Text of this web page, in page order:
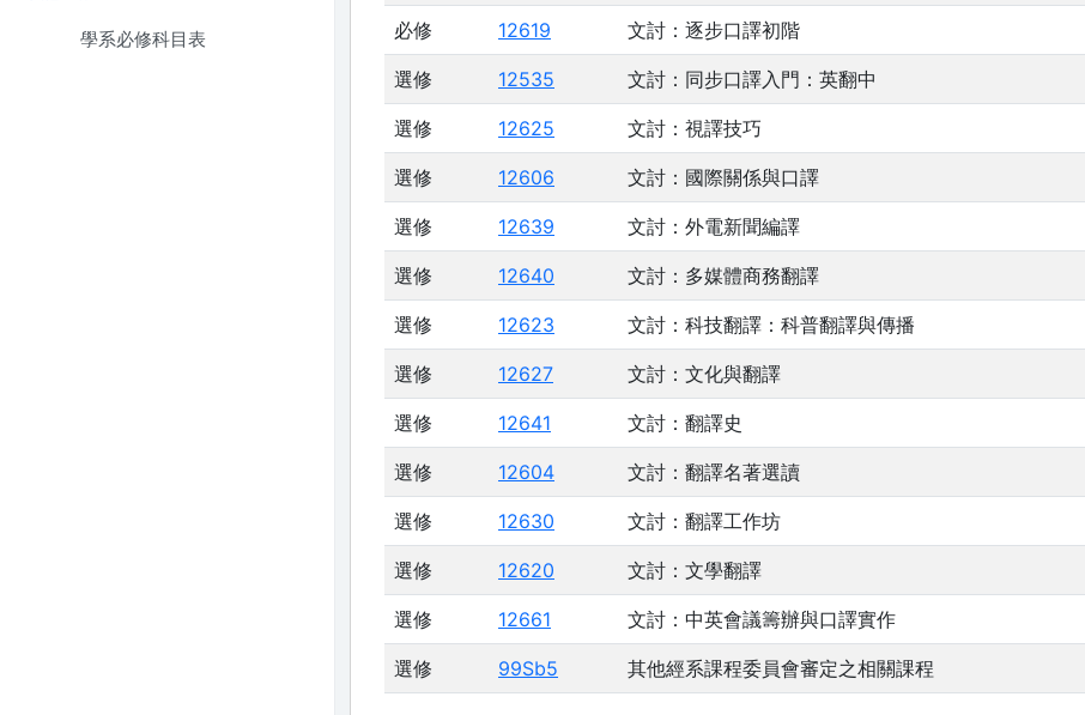
學系必修科目表 必修 12619 文討：逐步口譯初階
選修 12535 文討：同步口譯入門：英翻中
選修 12625 文討：視譯技巧
選修 12606 文討：國際關係與口譯
選修 12639 文討：外電新聞編譯
選修 12640 文討：多媒體商務翻譯
選修 12623 文討：科技翻譯：科普翻譯與傳播
選修 12627 文討：文化與翻譯
選修 12641 文討：翻譯史
選修 12604 文討：翻譯名著選讀
選修 12630 文討：翻譯工作坊
選修 12620 文討：文學翻譯
選修 12661 文討：中英會議籌辦與口譯實作
選修 99Sb5 其他經系課程委員會審定之相關課程